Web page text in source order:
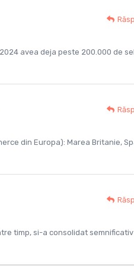
avea deja peste 200.000 de
din Europa): Marea Britanie,
timp, si-a consolidat semnificativ